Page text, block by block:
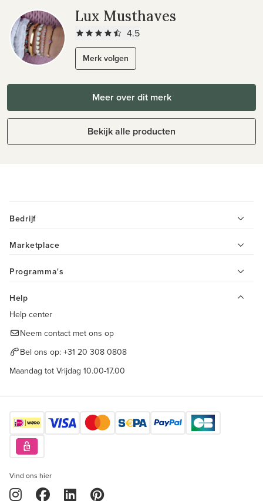
Lux Musthaves
4.5
Merk volgen
Meer over dit merk
Bekijk alle producten
Bedrijf
Marketplace
Programma's
Help
Help center
Neem contact met ons op
Bel ons op: +31 20 308 0808
Maandag tot Vrijdag 10.00-17.00
Vind ons hier